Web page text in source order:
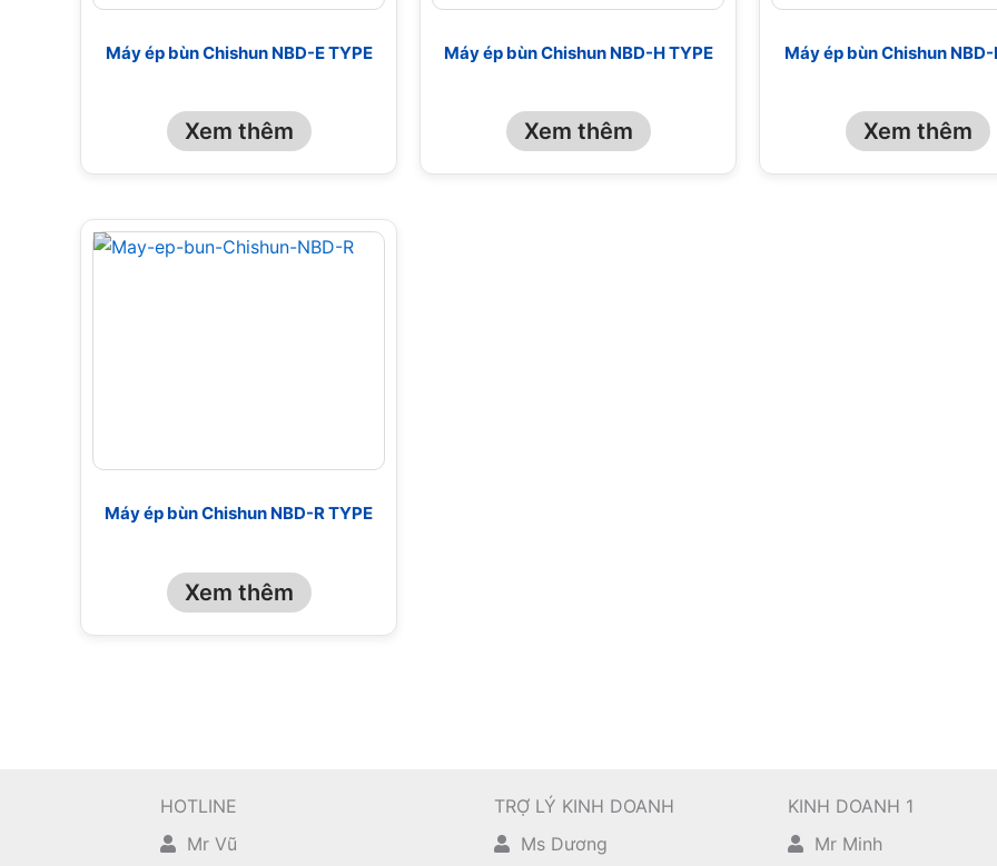
Máy ép bùn Chishun NBD-E TYPE
Xem thêm
Máy ép bùn Chishun NBD-H TYPE
Xem thêm
Máy ép bùn Chishun NBD-
Xem thêm
Máy ép bùn Chishun NBD-R TYPE
Xem thêm
HOTLINE
Mr Vũ
TRỢ LÝ KINH DOANH
Ms Dương
KINH DOANH 1
Mr Minh